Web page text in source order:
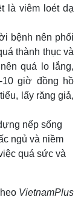
là viêm loét dạ
bệnh nên phối
thành thục và
quá lo lắng,
giờ đồng hồ
lấy răng giả,
nếp sống
ngủ và niềm
quá sức và
VietnamPlus